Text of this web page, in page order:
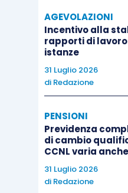
AGEVOLAZIONI
Incentivo alla
rapporti di
istanze
31 Luglio 2026
di Redazione
PENSIONI
Previdenza
di cambio
CCNL varia
31 Luglio 2026
di Redazione